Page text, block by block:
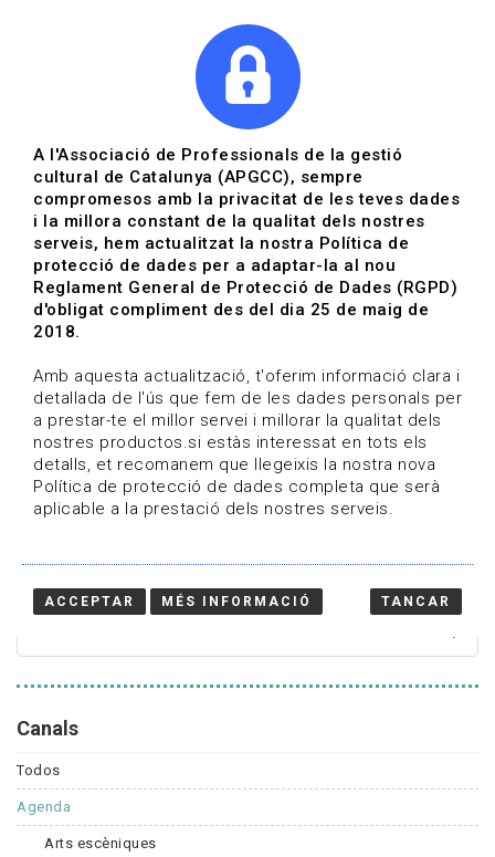
Actualitza't
Vols estar al dia?
HOME / BLOG
Estigues al dia
Convocatòries, activitats i notícies del sector de la
cultura.
Canals
Todos
Agenda
Arts escèniques
A l'Associació de Professionals de la gestió
cultural de Catalunya (APGCC), sempre
compromesos amb la privacitat de les teves dades
i la millora constant de la qualitat dels nostres
serveis, hem actualitzat la nostra Política de
protecció de dades per a adaptar-la al nou
Reglament General de Protecció de Dades (RGPD)
d'obligat compliment des del dia 25 de maig de
2018.
Amb aquesta actualització, t'oferim informació clara i
detallada de l'ús que fem de les dades personals per
a prestar-te el millor servei i millorar la qualitat dels
nostres productos.si estàs interessat en tots els
detalls, et recomanem que llegeixis la nostra nova
Política de protecció de dades completa que serà
aplicable a la prestació dels nostres serveis.
ACCEPTAR MÉS INFORMACIÓ TANCAR